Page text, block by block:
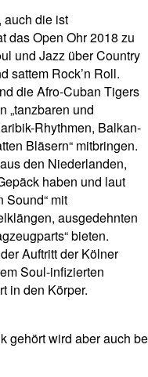
auch die ist
das Open Ohr 2018 zu
und Jazz über Country
sattem Rock’n Roll.
die Afro-Cuban Tigers
„tanzbaren und
Rhythmen, Balkan-
Bläsern“ mitbringen.
den Niederlanden,
haben und laut
Sound“ mit
ausgedehnten
bieten.
Auftritt der Kölner
Soul-infizierten
in den Körper.
gehört wird aber auch